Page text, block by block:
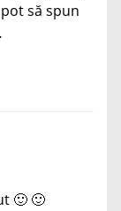
să spun
🙂 🙂